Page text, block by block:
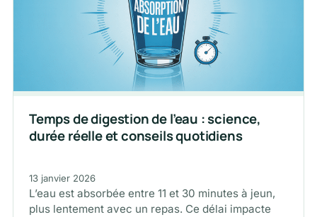
Temps de digestion de l’eau : science,
durée réelle et conseils quotidiens
13 janvier 2026
L’eau est absorbée entre 11 et 30 minutes à jeun,
plus lentement avec un repas. Ce délai impacte